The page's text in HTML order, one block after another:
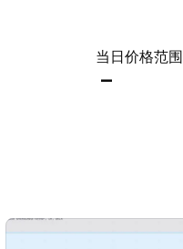
当日价格范围
–